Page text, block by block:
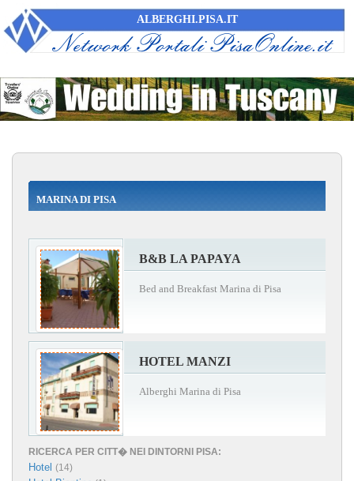
ALBERGHI.PISA.IT
MARINA DI PISA
B&B LA PAPAYA
Bed and Breakfast Marina di Pisa
HOTEL MANZI
Alberghi Marina di Pisa
RICERCA PER CITT� NEI DINTORNI PISA:
Hotel (14)